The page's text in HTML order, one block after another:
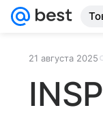
21 августа 2025